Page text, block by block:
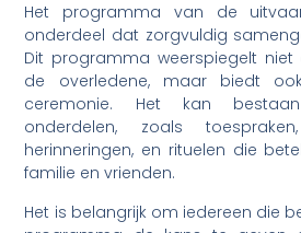
Het programma van de
onderdeel dat zorgvuldig
Dit programma weerspiegelt
de overledene, maar biedt
ceremonie. Het kan
onderdelen, zoals
herinneringen, en rituelen die
familie en vrienden.
Het is belangrijk om iedereen die